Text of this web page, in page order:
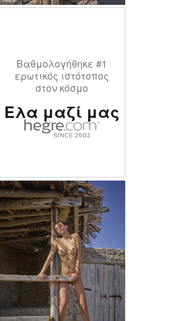
Βαθμολογήθηκε #1
ερωτικός ιστότοπος
στον κόσμο
Ελα μαζί μας